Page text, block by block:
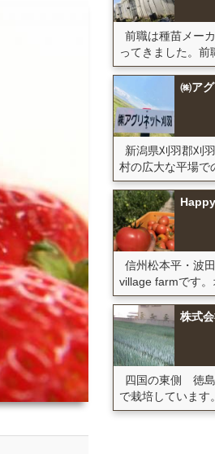
前職は種苗メー
ってきました。
㈱ア
新潟県刈羽郡刈
村の広大な平場で
信州松本平・波
village farmです。
株式
四国の東側 徳
で栽培しています